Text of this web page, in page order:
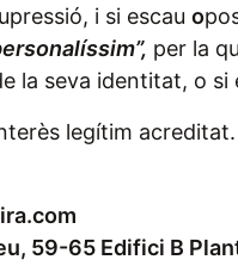
upressió, i si escau o
per la
seva identitat, o
legítim
59-65 Edifici B